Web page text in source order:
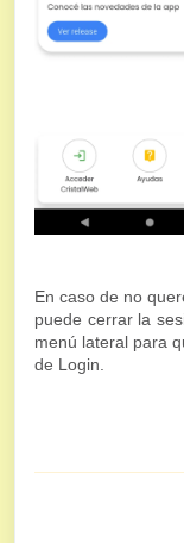
En caso de no
puede cerrar la
menú lateral para
de Login.